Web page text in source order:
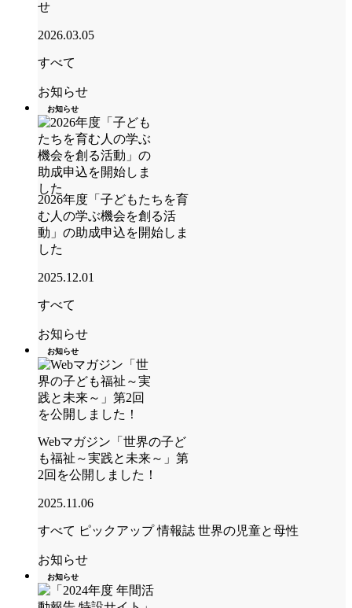
せ
2026.03.05
すべて
お知らせ
お知らせ
2026年度「子どもたちを育
む人の学ぶ機会を創る活
動」の助成申込を開始しま
した
2025.12.01
すべて
お知らせ
お知らせ
Webマガジン「世界の子ど
も福祉～実践と未来～」第
2回を公開しました！
2025.11.06
すべて ピックアップ 情報誌 世界の児童と母性
お知らせ
お知らせ